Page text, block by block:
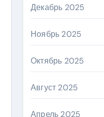
Декабрь 2025
Ноябрь 2025
Октябрь 2025
Август 2025
Апрель 2025